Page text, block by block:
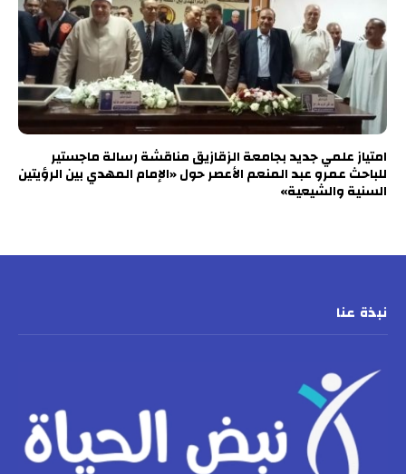
امتياز علمي جديد بجامعة الزقازيق مناقشة رسالة ماجستير
للباحث عمرو عبد المنعم الأعصر حول «الإمام المهدي بين الرؤيتين
السنية والشيعية»
نبذة عنا